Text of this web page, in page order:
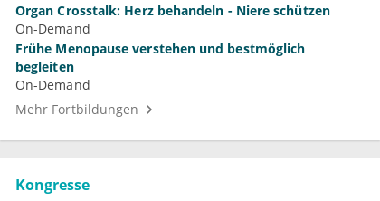
Organ Crosstalk: Herz behandeln - Niere schützen
On-Demand
Frühe Menopause verstehen und bestmöglich
begleiten
On-Demand
Mehr Fortbildungen
Kongresse